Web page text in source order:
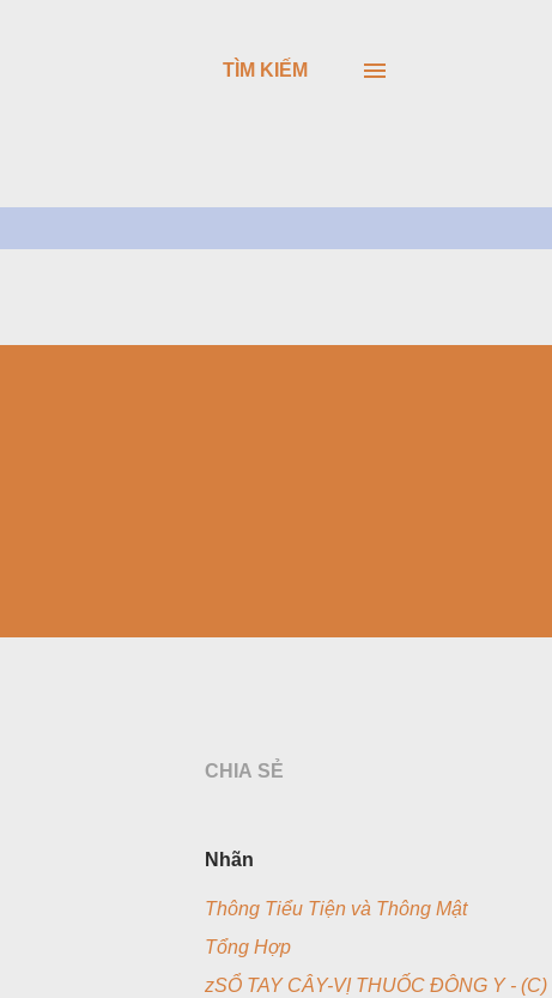
TÌM KIẾM
CHIA SẺ
Nhãn
Thông Tiểu Tiện và Thông Mật
Tổng Hợp
zSỔ TAY CÂY-VỊ THUỐC ĐÔNG Y - (C)